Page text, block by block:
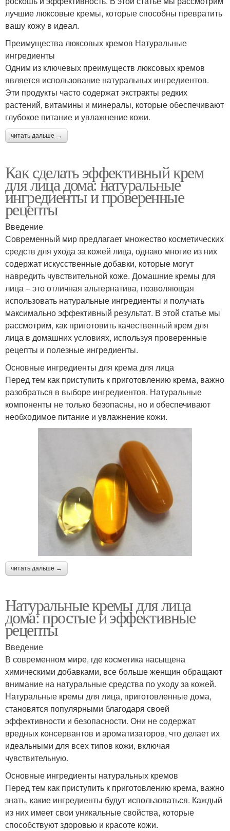
лучшие люксовые кремы, которые способны превратить
вашу кожу в идеал.
Преимущества люксовых кремов Натуральные
ингредиенты
Одним из ключевых преимуществ люксовых кремов
является использование натуральных ингредиентов.
Эти продукты часто содержат экстракты редких
растений, витамины и минералы, которые обеспечивают
глубокое питание и увлажнение кожи.
читать дальше →
Как сделать эффективный крем
для лица дома: натуральные
ингредиенты и проверенные
рецепты
Введение
Современный мир предлагает множество косметических
средств для ухода за кожей лица, однако многие из них
содержат искусственные добавки, которые могут
навредить чувствительной коже. Домашние кремы для
лица – это отличная альтернатива, позволяющая
использовать натуральные ингредиенты и получать
максимально эффективный результат. В этой статье мы
рассмотрим, как приготовить качественный крем для
лица в домашних условиях, используя проверенные
рецепты и полезные ингредиенты.
Основные ингредиенты для крема для лица
Перед тем как приступить к приготовлению крема, важно
разобраться в выборе ингредиентов. Натуральные
компоненты не только безопасны, но и обеспечивают
необходимое питание и увлажнение кожи.
читать дальше →
Натуральные кремы для лица
дома: простые и эффективные
рецепты
Введение
В современном мире, где косметика насыщена
химическими добавками, все больше женщин обращают
внимание на натуральные средства по уходу за кожей.
Натуральные кремы для лица, приготовленные дома,
становятся популярными благодаря своей
эффективности и безопасности. Они не содержат
вредных консервантов и ароматизаторов, что делает их
идеальными для всех типов кожи, включая
чувствительную.
Основные ингредиенты натуральных кремов
Перед тем как приступить к приготовлению крема, важно
знать, какие ингредиенты будут использоваться. Каждый
из них имеет свои уникальные свойства, которые
способствуют здоровью и красоте кожи.